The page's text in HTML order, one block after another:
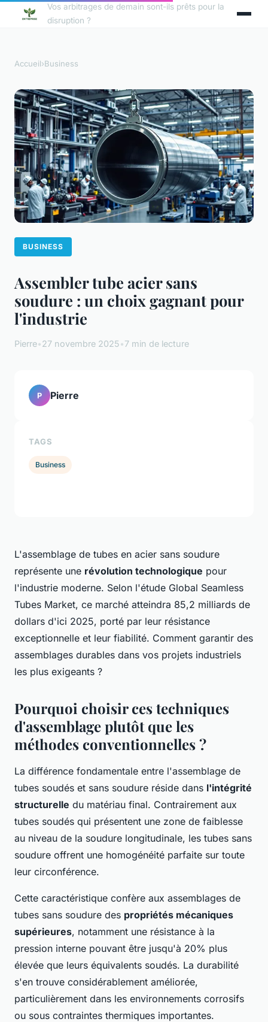
Vos arbitrages de demain sont-ils prêts pour la
disruption ?
Accueil›Business
BUSINESS
Assembler tube acier sans
soudure : un choix gagnant pour
l'industrie
Pierre•27 novembre 2025•7 min de lecture
L'assemblage de tubes en acier sans soudure
représente une révolution technologique pour
l'industrie moderne. Selon l'étude Global Seamless
Tubes Market, ce marché atteindra 85,2 milliards de
dollars d'ici 2025, porté par leur résistance
exceptionnelle et leur fiabilité. Comment garantir des
assemblages durables dans vos projets industriels
les plus exigeants ?
Pourquoi choisir ces techniques
d'assemblage plutôt que les
méthodes conventionnelles ?
La différence fondamentale entre l'assemblage de
tubes soudés et sans soudure réside dans l'intégrité
structurelle du matériau final. Contrairement aux
tubes soudés qui présentent une zone de faiblesse
au niveau de la soudure longitudinale, les tubes sans
soudure offrent une homogénéité parfaite sur toute
leur circonférence.
Cette caractéristique confère aux assemblages de
tubes sans soudure des propriétés mécaniques
supérieures, notamment une résistance à la
pression interne pouvant être jusqu'à 20% plus
élevée que leurs équivalents soudés. La durabilité
s'en trouve considérablement améliorée,
particulièrement dans les environnements corrosifs
ou sous contraintes thermiques importantes.
P Pierre
TAGS
Business